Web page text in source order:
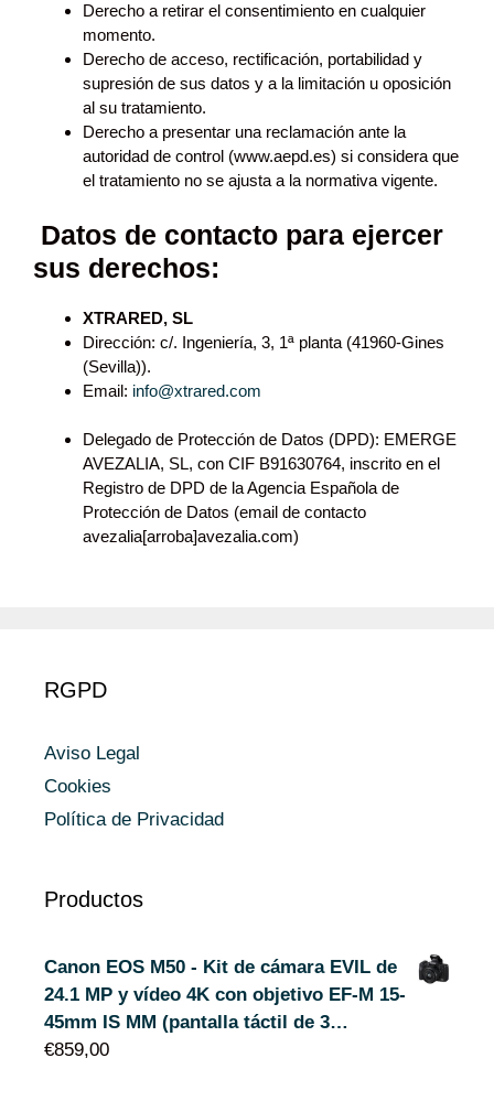
Derecho a retirar el consentimiento en cualquier
momento.
Derecho de acceso, rectificación, portabilidad y
supresión de sus datos y a la limitación u oposición
al su tratamiento.
Derecho a presentar una reclamación ante la
autoridad de control (www.aepd.es) si considera que
el tratamiento no se ajusta a la normativa vigente.
Datos de contacto para ejercer
sus derechos:
XTRARED, SL
Dirección: c/. Ingeniería, 3, 1ª planta (41960-Gines
(Sevilla)).
Email: info@xtrared.com
Delegado de Protección de Datos (DPD): EMERGE
AVEZALIA, SL, con CIF B91630764, inscrito en el
Registro de DPD de la Agencia Española de
Protección de Datos (email de contacto
avezalia[arroba]avezalia.com)
RGPD
Aviso Legal
Cookies
Política de Privacidad
Productos
Canon EOS M50 - Kit de cámara EVIL de
24.1 MP y vídeo 4K con objetivo EF-M 15-
45mm IS MM (pantalla táctil de 3…
€859,00